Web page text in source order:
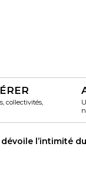
collectivités,
l’intimité